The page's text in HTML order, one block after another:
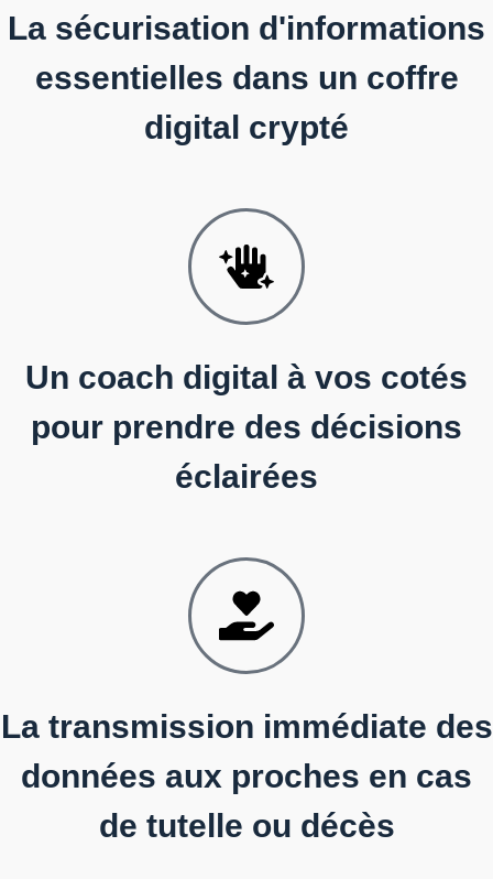
La sécurisation d'informations
essentielles dans un coffre
digital crypté
Un coach digital à vos cotés
pour prendre des décisions
éclairées
La transmission immédiate des
données aux proches en cas
de tutelle ou décès